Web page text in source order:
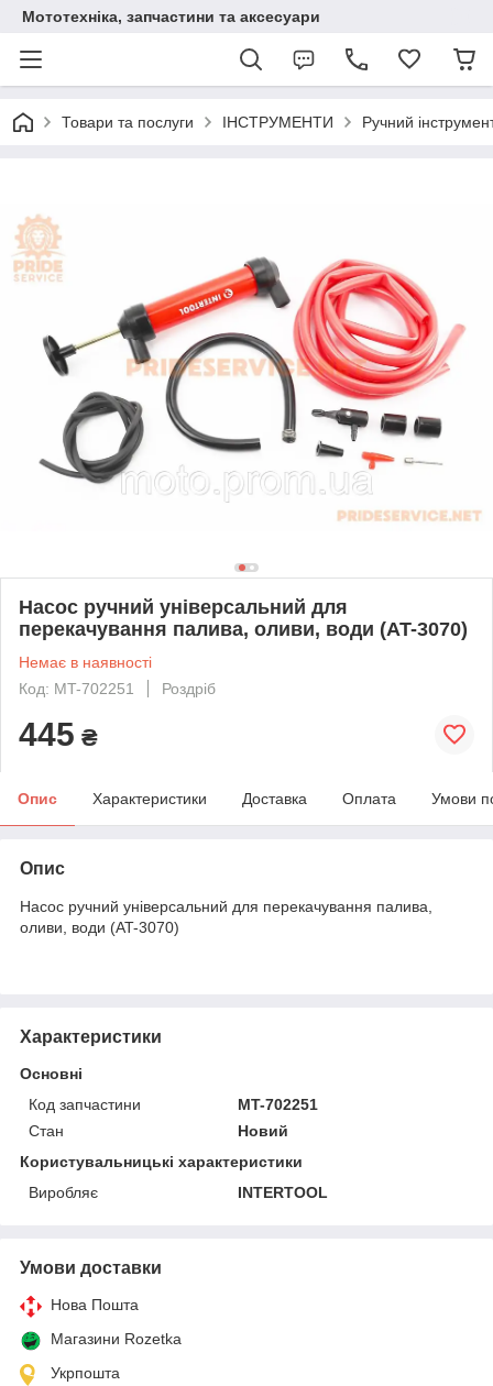
Мототехніка, запчастини та аксесуари
Товари та послуги ІНСТРУМЕНТИ Ручний
Насос ручний універсальний для
перекачування палива, оливи, води (AT-3070)
Немає в наявності
Код: MT-702251
Роздріб
445 ₴
Опис Характеристики Доставка Оплата Умови
Опис
Насос ручний універсальний для перекачування палива,
оливи, води (AT-3070)
Характеристики
Основні
Код запчастини
MT-702251
Стан
Новий
Користувальницькі характеристики
Виробляє
INTERTOOL
Умови доставки
Нова Пошта
Магазини Rozetka
Укрпошта